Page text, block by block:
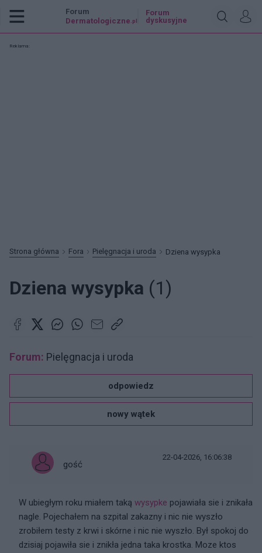
Forum
Dermatologiczne .pl
Forum
dyskusyjne
Reklama:
Strona główna Fora Pielęgnacja i uroda Dziena wysypka
Dziena wysypka (1)
Forum: Pielęgnacja i uroda
odpowiedz
nowy wątek
gość
22-04-2026, 16:06:38
W ubiegłym roku miałem taką wysypke pojawiała sie i znikała
nagle. Pojechałem na szpital zakazny i nic nie wyszło
zrobiłem testy z krwi i skórne i nic nie wyszło. Był spokoj do
dzisiaj pojawiła sie i znikła jedna taka krostka. Moze ktos